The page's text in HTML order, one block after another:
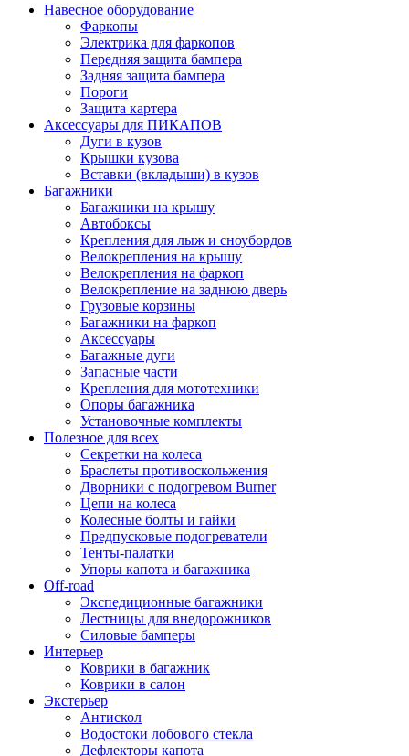
Навесное оборудование
Фаркопы
Электрика для фаркопов
Передняя защита бампера
Задняя защита бампера
Пороги
Защита картера
Аксессуары для ПИКАПОВ
Дуги в кузов
Крышки кузова
Вставки (вкладыши) в кузов
Багажники
Багажники на крышу
Автобоксы
Крепления для лыж и сноубордов
Велокрепления на крышу
Велокрепления на фаркоп
Велокрепление на заднюю дверь
Грузовые корзины
Багажники на фаркоп
Аксессуары
Багажные дуги
Запасные части
Крепления для мототехники
Опоры багажника
Установочные комплекты
Полезное для всех
Секретки на колеса
Браслеты противоскольжения
Дворники с подогревом Burner
Цепи на колеса
Колесные болты и гайки
Предпусковые подогреватели
Тенты-палатки
Упоры капота и багажника
Off-road
Экспедиционные багажники
Лестницы для внедорожников
Силовые бамперы
Интерьер
Коврики в багажник
Коврики в салон
Экстерьер
Антискол
Водостоки лобового стекла
Дефлекторы капота